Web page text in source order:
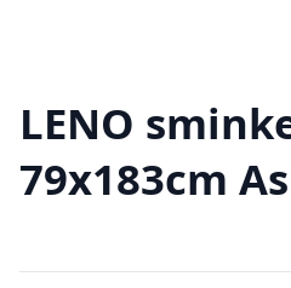
LENO
79x183cm